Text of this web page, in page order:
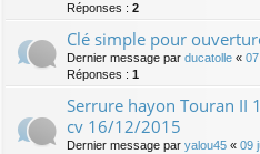
Réponses : 2
Clé simple pour
Dernier message par ducatolle «
Réponses : 1
Serrure hayon Touran II
cv 16/12/2015
Dernier message par yalou45 « 09